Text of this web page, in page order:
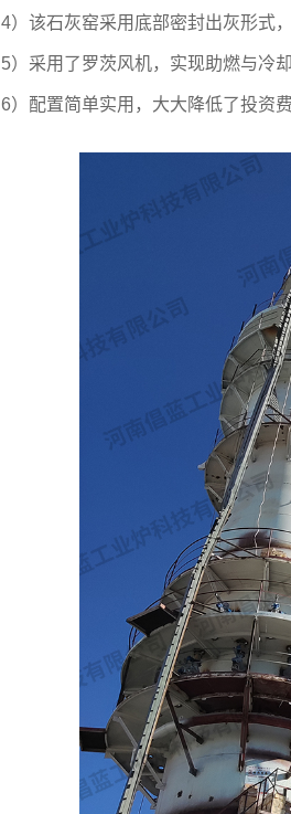
4）该石灰窑采用底部密封出灰形式
5）采用了罗茨风机，实现助燃与冷
6）配置简单实用，大大降低了投资